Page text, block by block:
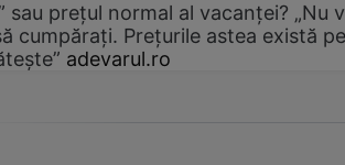
sau prețul normal al vacanței? „Nu
cumpărați. Prețurile astea există
adevarul.ro